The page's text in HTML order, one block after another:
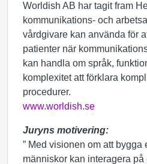
Worldish AB har tagit fram
kommunikations- och
vårdgivare kan använda för
patienter när
kan handla om språk,
komplexitet att förklara
procedurer.
www.worldish.se
Juryns motivering:
” Med visionen om att bygga
människor kan interagera